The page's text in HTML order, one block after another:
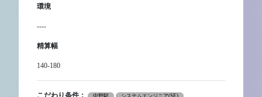
環境
----
精算幅
140-180
こだわり条件： 中野駅 システムエンジニア(SE)